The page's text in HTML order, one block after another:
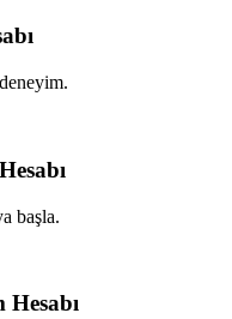
başla.
Hesabı